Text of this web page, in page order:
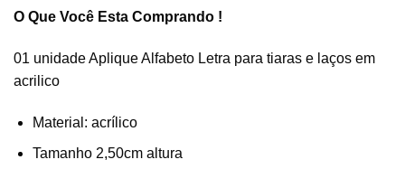
O Que Você Esta Comprando !
01 unidade Aplique Alfabeto Letra para tiaras e laços em
acrilico
Material: acrílico
Tamanho 2,50cm altura